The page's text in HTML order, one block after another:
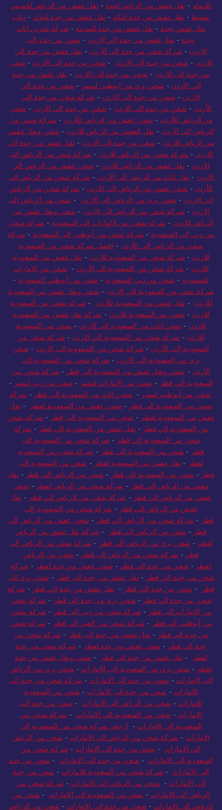
للدمام - نقل عفش من الرياض لجدة - نقل عفش من الرياض لخميس
مشيط - نقل عفش من جدة لمكة - نقل عفش من جدة لتبوك - دباب
نقل عفش بجدة - نقل عفش من جدة للمدينة - شركة تخزين اثاث
بجدة - نقل عفش من جدة الي الاردن - شحن من جدة الى
الاردن - شركة شحن من جدة الى الاردن - نقل عفش من جدة الي
الاردن - شحن من جدة الى الاردن - شحن من جدة الى الاردن - شحن
من جدة الى الاردن - شحن من جدة الى الاردن - نقل عفش من جدة
الي الاردن - شحن بري من ابوظبي لمصر - شحن من جدة الى
الاردن - شحن من جدة الى الاردن - شركة شحن من جدة إلى
الأردن - شحن من جدة الى الاردن - شحن من جدة الى الاردن - شحن
من الرياض للأردن - شحن عفش من الرياض للأردن - شركة شحن من
الرياض الى الاردن - نقل العفش من الرياض للاردن - شحن ونقل عفش
من الرياض للاردن - شحن من جدة الى الاردن - نقل عفش من جدة الي
الاردن - شركة شحن من الرياض للاردن - شركة شحن من الرياض الى
الاردن - نقل عفش من الرياض للاردن - شحن عفش من الرياض الي
الاردن - نقل اثاث من الرياض الى الاردن - شركة شحن من الرياض إلى
الأردن - شحن عفش من الرياض الى الاردن - شركة شحن من الرياض
الي الاردن - شحن بري من الرياض الى الاردن - شحن من الرياض الى
الاردن - شركة شحن من الرياض الي الاردن - شحن ونقل عفش من
الرياض للاردن - شركة شحن من الإمارات إلى السعودية - شركة شحن
من دبي إلى السعودية - شركة شحن من أبوظبي إلى السعودية - شركة
شحن من الرياض الى الأردن - افضل شركة شحن من السعودية
للاردن - شركة شحن من السعودية للاردن - نقل عفش من السعودية
للاردن - شركة شحن من السعودية الي الاردن - شحن من الامارات
للسعودية - شحن من دبي للسعودية - شحن من أبوظبي للسعودية -
شركة شحن من السعودية الى الاردن - شحن ونقل عفش من السعودية
للاردن - نقل عفش من السعودية للأردن - شركة شحن من السعودية
للاردن - شحن من السعودية للاردن - شركة نقل عفش من السعودية
للاردن - شحن اثاث من السعودية الي الاردن - شحن من السعودية
للاردن - شركة شحن من السعودية الي الاردن - شركة شحن من
السعودية إلى الأردن - شركة شحن من السعودية الى الاردن - شحن
بري من السعودية الى الاردن - شركة شحن من السعودية الي
الأردن - شحن ونقل عفش من السعودية الي قطر - شركة شحن من
السعودية الي قطر - شحن من الامارات لمصر - شحن من دبي لمصر -
شحن من أبوظبي لمصر - شحن اثاث من السعودية الى قطر - شركة
شحن من السعودية الى قطر - شحن عفش من السعودية لقطر - نقل
عفش من السعودية لقطر - شحن من السعودية الى قطر - شركة شحن
من السعودية الي قطر - نقل عفش من السعودية الي قطر - شركة
شحن من السعودية الي قطر - شركة شحن من السعودية الى
قطر - شحن من السعودية الي قطر - شركة شحن من السعودية
لقطر - نقل عفش من السعودية لقطر - شحن من السعودية الى
قطر - شحن من السعودية الي قطر - شحن من الرياض الي قطر - نقل
عفش من الرياض الي قطر - شركة شحن من الرياض لقطر - شحن
عفش من الرياض الي قطر - شركة شحن من الرياض الي قطر - نقل
عفش من الرياض الي قطر - شركة شحن من السعودية إلى
قطر - شركة شحن من الرياض الي قطر - شحن عفش من الرياض الي
قطر - شحن من الرياض الي قطر - شركة نقل عفش من الرياض
لقطر - شحن بري من الرياض الي قطر - شركة شحن من الرياض الي
قطر - شركة شحن من الرياض إلى قطر - شحن من الرياض
لقطر - شحن من جدة الي قطر - شحن عفش من جدة لقطر - شركة
شحن من جدة الي قطر - نقل عفش من جدة الي قطر - شحن بري الى
قطر
- شحن من جدة الي قطر - نقل عفش من جدة الي قطر - شركة
شحن من جدة الي قطر - شحن بري من جدة الي قطر - شركة شحن
من الامارات الى قطر - شركة شحن من دبي الى قطر - شركة شحن
من أبوظبي الى قطر - شركة شحن من العين الى قطر - شركة شحن
من جدة الي قطر - نقل عفش من جدة الي قطر - شركة شحن من
جدة الي قطر - شحن عفش من جدة لقطر - شركة شحن من جدة
لقطر
- نقل عفش من جدة الي قطر - شحن ونقل عفش من جدة
لقطر - شحن بري من السعودية إلى الإمارات - شحن بري من الرياض
إلى الإمارات - شحن من جدة الى الامارات - شركة شحن من جدة إلى
الإمارات - شحن من جدة الى الامارات - شحن من السعودية
للامارات - شحن من الرياض الى الامارات - شحن من جدة الى
الامارات - شحن من السعودية الي الامارات - شركة شحن من
السعودية إلى الإمارات - ارخص شركة شحن من السعودية الى
الامارات - شركة شحن من الرياض الي الامارات - شحن من الرياض
الي الامارات - شحن من جدة الى الامارات - شركة شحن من
السعودية الى الامارات - شحن من جدة الى الامارات - شحن من جدة
الى الامارات - شركة شحن من السعودية للامارات - شحن من جدة
الى الامارات - شحن من الرياض الى الامارات - شركة شحن من
الرياض إلى الإمارات - شحن من السعودية الى الامارات - شحن من
الرياض الى الامارات - شحن من جدة الى الامارات - شحن من الرياض